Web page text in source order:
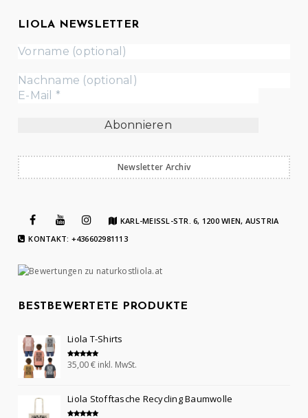
LIOLA NEWSLETTER
Newsletter Archiv
KARL-MEISSL-STR. 6, 1200 WIEN, AUSTRIA
KONTAKT: +436602981113
BESTBEWERTETE PRODUKTE
Liola T-Shirts
Bewertet mit
5.00
35,00€ inkl. MwSt.
Liola Stofftasche Recycling Baumwolle